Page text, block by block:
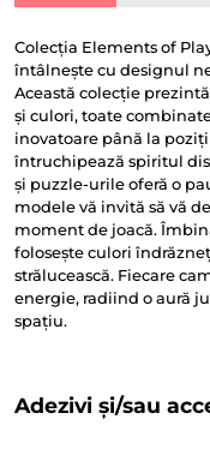
Colecția Elements of
întâlnește cu designul
Această colecție
și culori, toate
inovatoare până la
întruchipează spiritul
și puzzle-urile oferă o
modele vă invită să vă
moment de joacă.
folosește culori
strălucească. Fiecare
energie, radiind o aură
spațiu.
Adezivi și/sau